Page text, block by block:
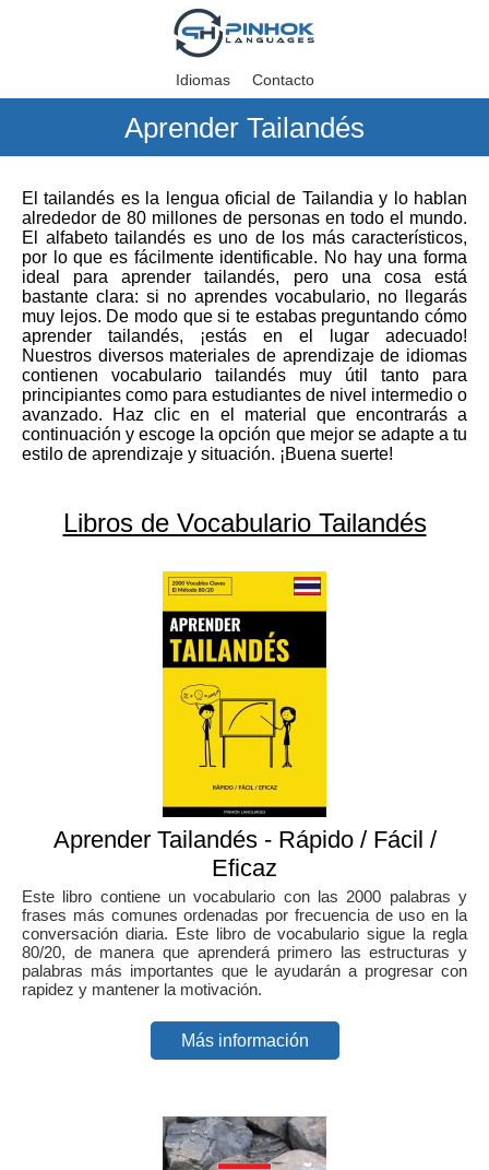
Idiomas Contacto
Aprender Tailandés
El tailandés es la lengua oficial de Tailandia y lo hablan
alrededor de 80 millones de personas en todo el mundo.
El alfabeto tailandés es uno de los más característicos,
por lo que es fácilmente identificable. No hay una forma
ideal para aprender tailandés, pero una cosa está
bastante clara: si no aprendes vocabulario, no llegarás
muy lejos. De modo que si te estabas preguntando cómo
aprender tailandés, ¡estás en el lugar adecuado!
Nuestros diversos materiales de aprendizaje de idiomas
contienen vocabulario tailandés muy útil tanto para
principiantes como para estudiantes de nivel intermedio o
avanzado. Haz clic en el material que encontrarás a
continuación y escoge la opción que mejor se adapte a tu
estilo de aprendizaje y situación. ¡Buena suerte!
Libros de Vocabulario Tailandés
Aprender Tailandés - Rápido / Fácil /
Eficaz
Este libro contiene un vocabulario con las 2000 palabras y
frases más comunes ordenadas por frecuencia de uso en la
conversación diaria. Este libro de vocabulario sigue la regla
80/20, de manera que aprenderá primero las estructuras y
palabras más importantes que le ayudarán a progresar con
rapidez y mantener la motivación.
Más información